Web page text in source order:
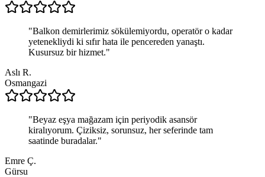
"Balkon demirlerimiz sökülemiyordu, operatör o kadar
yetenekliydi ki sıfır hata ile pencereden yanaştı.
Kusursuz bir hizmet."
Aslı R.
Osmangazi
"Beyaz eşya mağazam için periyodik asansör
kiralıyorum. Çiziksiz, sorunsuz, her seferinde tam
saatinde buradalar."
Emre Ç.
Gürsu